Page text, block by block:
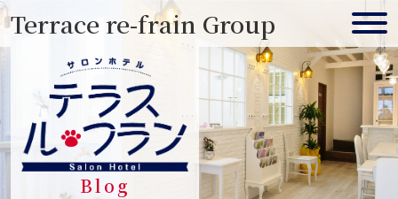
Skip
content
Terrace re-frain Group
Blog